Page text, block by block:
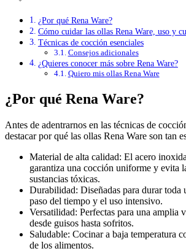
¿Por qué Rena Ware?
Cómo cuidar las ollas Rena Ware, uso y
Técnicas de cocción esenciales
Consejos adicionales
¿Quieres conocer más sobre Rena Ware?
Quiero mis ollas Rena Ware
¿Por qué Rena Ware?
Antes de adentrarnos en las técnicas de
destacar por qué las ollas Rena Ware son tan
Material de alta calidad: El acero
garantiza una cocción uniforme y evita
sustancias tóxicas.
Durabilidad: Diseñadas para durar toda
paso del tiempo y el uso intensivo.
Versatilidad: Perfectas para una amplia
desde guisos hasta sofritos.
Saludable: Cocinar a baja temperatura
de los alimentos.